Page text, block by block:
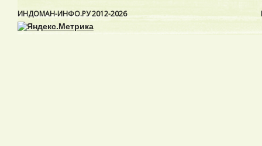
ИНДОМАН-ИНФО.РУ2012-2026